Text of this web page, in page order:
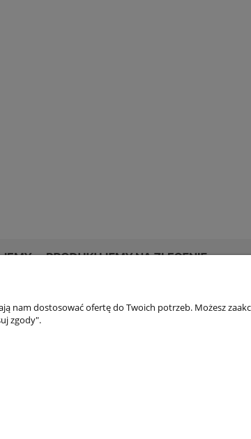
Płatności i dostawa
nam dostosować ofertę do Twoich potrzeb. Możesz
zgody".